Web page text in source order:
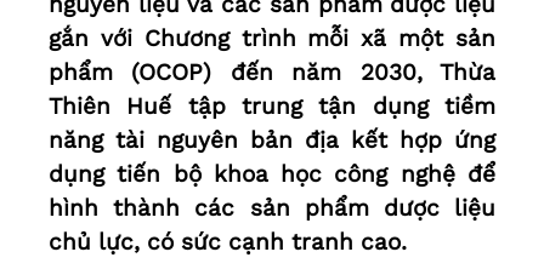
gắn với Chương trình mỗi xã một sản
phẩm (OCOP) đến năm 2030, Thừa
Thiên Huế tập trung tận dụng tiềm
năng tài nguyên bản địa kết hợp ứng
dụng tiến bộ khoa học công nghệ để
hình thành các sản phẩm dược liệu
chủ lực, có sức cạnh tranh cao.